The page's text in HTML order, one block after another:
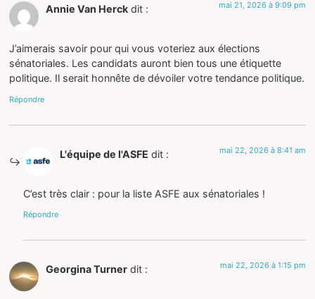
Annie Van Herck dit : mai 21, 2026 à 9:09 pm
J’aimerais savoir pour qui vous voteriez aux élections
sénatoriales. Les candidats auront bien tous une étiquette
politique. Il serait honnête de dévoiler votre tendance politique.
Répondre
L'équipe de l'ASFE dit : mai 22, 2026 à 8:41 am
C’est très clair : pour la liste ASFE aux sénatoriales !
Répondre
Georgina Turner dit : mai 22, 2026 à 1:15 pm